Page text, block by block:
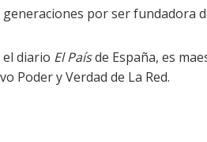
por ser fundadora
diario El Paísde España, es
Poder y Verdad de La Red.